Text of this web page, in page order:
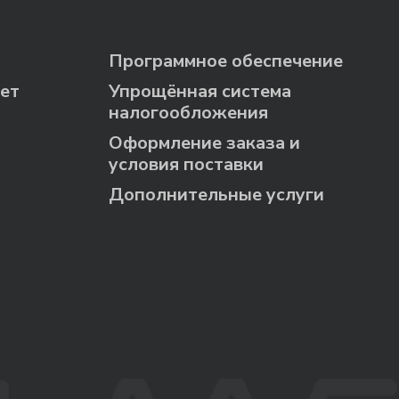
Программное обеспечение
Упрощённая система
налогообложения
Оформление заказа и
условия поставки
Дополнительные услуги